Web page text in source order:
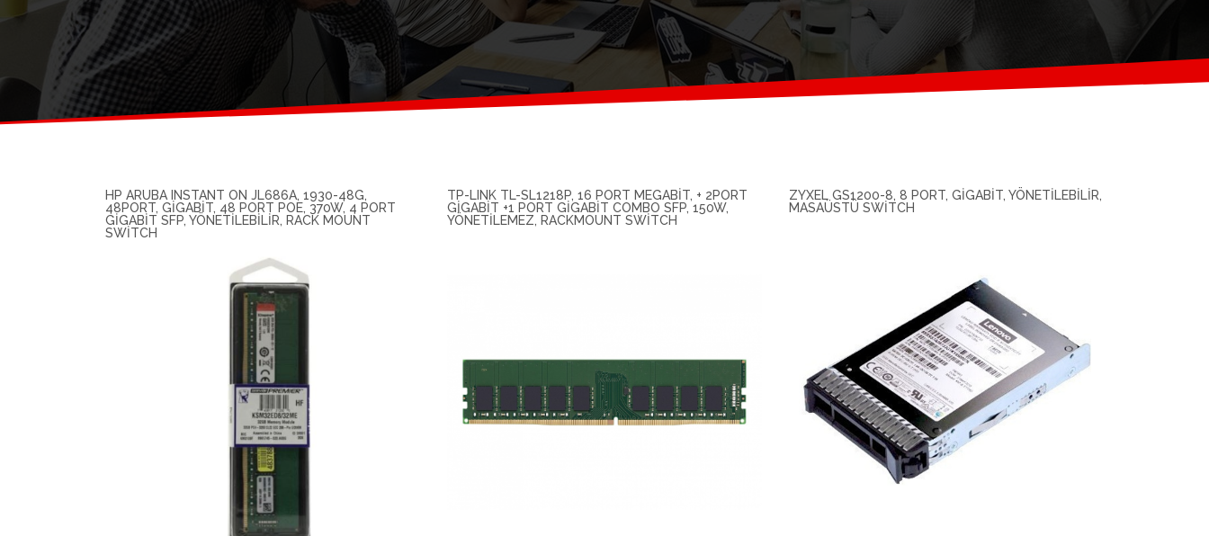
HP ARUBA INSTANT ON JL686A, 1930-48G,
48PORT, GIGABIT, 48 PORT POE, 370W, 4 PORT
GIGABIT SFP, YÖNETILEBILIR, RACK MOUNT
SWITCH
TP-LINK TL-SL1218P, 16 PORT MEGABIT, + 2PORT
GIGABIT +1 PORT GIGABIT COMBO SFP, 150W,
YÖNETILEMEZ, RACKMOUNT SWITCH
ZYXEL GS1200-8, 8 PORT, GIGABIT, YÖNETILEBILIR,
MASAÜSTÜ SWITCH